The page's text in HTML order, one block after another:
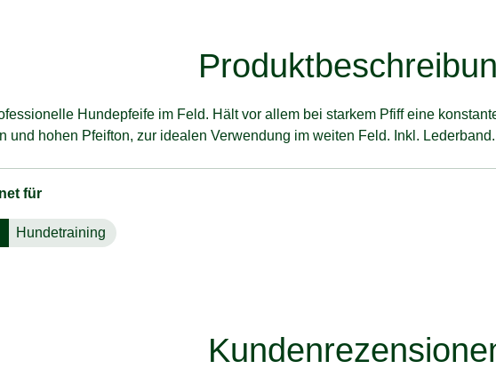
Hundepfeife im Feld. Hält vor allem bei starkem Pfiff eine
und hohen Pfeifton, zur idealen Verwendung im weiten Feld. Inkl. Lederband.
für
Hundetraining